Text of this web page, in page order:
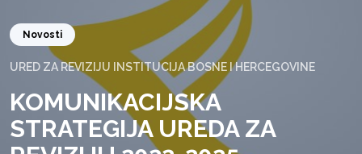
Novosti
URED ZA REVIZIJU INSTITUCIJA BOSNE I HERCEGOVINE
KOMUNIKACIJSKA
STRATEGIJA UREDA ZA